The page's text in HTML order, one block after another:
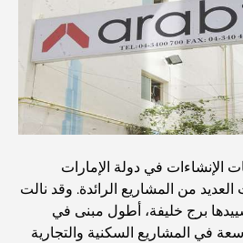
على الإطلاق: قائمة هواة الجمع
دبي: دليل شامل للآباء
هيلز 2: دليل للعائلات
الإنشاءات في دولة الإمارات
العديد من المشاريع الرائدة. وقد نالت
برج خليفة، أطول مبنى في
في المشاريع السكنية والتجارية